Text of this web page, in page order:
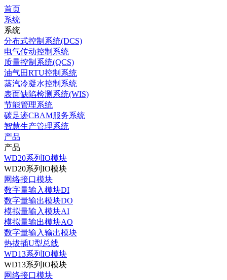
首页
系统
系统
分布式控制系统(DCS)
电气传动控制系统
质量控制系统(QCS)
油气田RTU控制系统
蒸汽冷凝水控制系统
表面缺陷检测系统(WIS)
节能管理系统
碳足迹CBAM服务系统
智慧生产管理系统
产品
产品
WD20系列IO模块
WD20系列IO模块
网络接口模块
数字量输入模块DI
数字量输出模块DO
模拟量输入模块AI
模拟量输出模块AO
数字量输入输出模块
热拔插U型总线
WD13系列IO模块
WD13系列IO模块
网络接口模块